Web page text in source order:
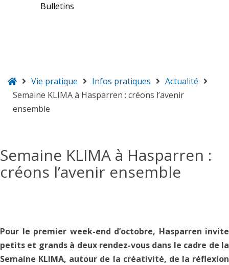
Bulletins
Accueil
Hasparren
Vie pratique Infos pratiques
Actualité
Semaine KLIMA à Hasparren : créons l’avenir
ensemble
Semaine KLIMA à Hasparren :
créons l’avenir ensemble
Pour le premier week-end d’octobre, Hasparren invite
petits et grands à deux rendez-vous dans le cadre de la
Semaine KLIMA, autour de la créativité, de la réflexion